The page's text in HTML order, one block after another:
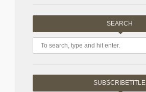
SEARCH
SUBSCRIBETITLE